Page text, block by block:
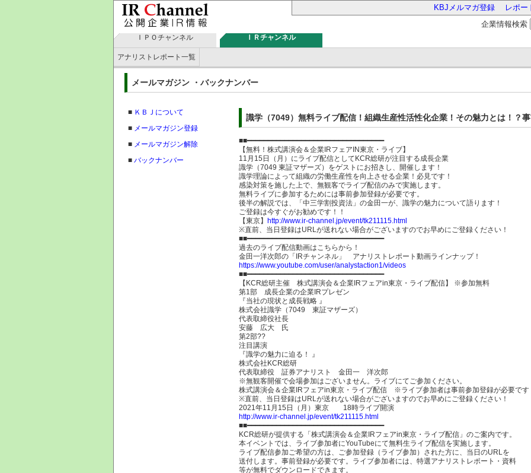
KBJメルマガ登録 レポー
企業情報検索
ＩＰＯチャンネル ＩＲチャンネル
アナリストレポート一覧
メールマガジン ・バックナンバー
■ ＫＢＪについて
■ メールマガジン登録
■ メールマガジン解除
■ バックナンバー
識学（7049）無料ライブ配信！組織生産性活性化企業！その魅力とは！？
■■━━━━━━━━━━━━━━━━━━━━━━━━━━━━━━━━━
【無料！株式講演会＆企業IRフェアIN東京・ライブ】
11月15日（月）にライブ配信としてKCR総研が注目する成長企業
識学（7049 東証マザーズ）をゲストにお招きし、開催します！
識学理論によって組織の労働生産性を向上させる企業！必見です！
感染対策を施した上で、無観客でライブ配信のみで実施します。
無料ライブに参加するためには事前参加登録が必要です。
後半の解説では、「中三学割投資法」の金田一が、識学の魅力について語ります！
ご登録は今すぐがお勧めです！！
【東京】 http://www.ir-channel.jp/event/tk211115.html
※直前、当日登録はURLが送れない場合がございますのでお早めにご登録ください！
■■━━━━━━━━━━━━━━━━━━━━━━━━━━━━━━━━━
過去のライブ配信動画はこちらから！
金田一洋次郎の「IRチャンネル」 アナリストレポート動画ラインナップ！
https://www.youtube.com/user/analystaction1/videos
■■━━━━━━━━━━━━━━━━━━━━━━━━━━━━━━━━━
【KCR総研主催 株式講演会＆企業IRフェアin東京・ライブ配信】 ※参加無料
第1部 成長企業の企業IRプレゼン
『当社の現状と成長戦略 』
株式会社識学（7049 東証マザーズ）
代表取締役社長
安藤 広大 氏
第2部??
注目講演
『識学の魅力に迫る！ 』
株式会社KCR総研
代表取締役 証券アナリスト 金田一 洋次郎
※無観客開催で会場参加はございません。ライブにてご参加ください。
株式講演会＆企業IRフェアin東京・ライブ配信 ※ライブ参加者は事前参加登録が必要です
※直前、当日登録はURLが送れない場合がございますのでお早めにご登録ください！
2021年11月15日（月）東京 18時ライブ開演
http://www.ir-channel.jp/event/tk211115.html
■■━━━━━━━━━━━━━━━━━━━━━━━━━━━━━━━━━
KCR総研が提供する「株式講演会＆企業IRフェアin東京・ライブ配信」のご案内です。
本イベントでは、ライブ参加者にYouTubeにて無料生ライブ配信を実施します。
ライブ配信参加ご希望の方は、ご参加登録（ライブ参加）された方に、当日のURLを
送付します。事前登録が必要です。ライブ参加者には、特選アナリストレポート・資料
等が無料でダウンロードできます。